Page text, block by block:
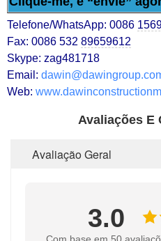
Telefone/WhatsApp: 0086
Fax: 0086 532 89659612
Skype: zag481718
Email:
Web:
Avaliações E
Avaliação Geral
3.0